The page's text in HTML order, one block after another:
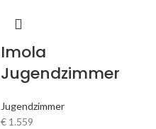
Imola
Jugendzimmer
Jugendzimmer
€ 1.559